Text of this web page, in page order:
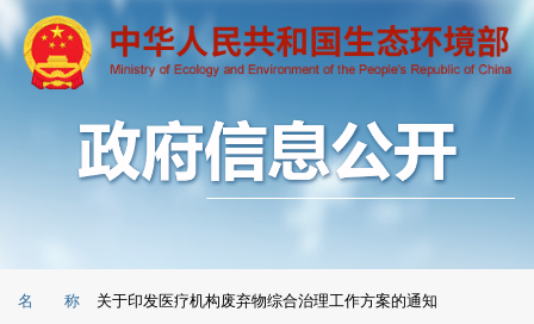
名 称 关于印发医疗机构废弃物综合治理工作方案的通知